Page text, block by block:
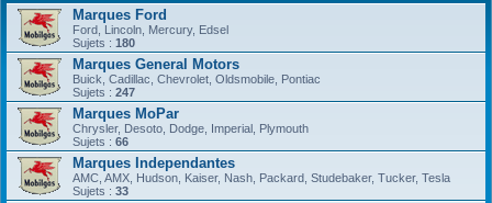
Marques Ford
Ford, Lincoln, Mercury, Edsel
Sujets : 180
Marques General Motors
Buick, Cadillac, Chevrolet, Oldsmobile, Pontiac
Sujets : 247
Marques MoPar
Chrysler, Desoto, Dodge, Imperial, Plymouth
Sujets : 66
Marques Independantes
AMC, AMX, Hudson, Kaiser, Nash, Packard, Studebaker, Tucker, Tesla
Sujets : 33